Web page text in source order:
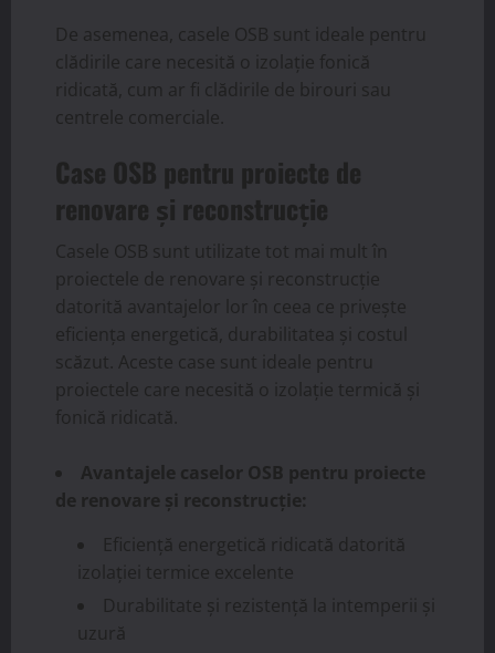
De asemenea, casele OSB sunt ideale pentru
clădirile care necesită o izolație fonică
ridicată, cum ar fi clădirile de birouri sau
centrele comerciale.
Case OSB pentru proiecte de
renovare și reconstrucție
Casele OSB sunt utilizate tot mai mult în
proiectele de renovare și reconstrucție
datorită avantajelor lor în ceea ce privește
eficiența energetică, durabilitatea și costul
scăzut. Aceste case sunt ideale pentru
proiectele care necesită o izolație termică și
fonică ridicată.
Avantajele caselor OSB pentru proiecte
de renovare și reconstrucție:
Eficiență energetică ridicată datorită
izolației termice excelente
Durabilitate și rezistență la intemperii și
uzură